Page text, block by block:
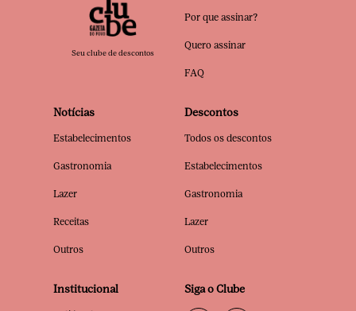
Seu clube de descontos
Por que assinar?
Quero assinar
FAQ
Notícias
Estabelecimentos
Gastronomia
Lazer
Receitas
Outros
Descontos
Todos os descontos
Estabelecimentos
Gastronomia
Lazer
Outros
Institucional Siga o Clube